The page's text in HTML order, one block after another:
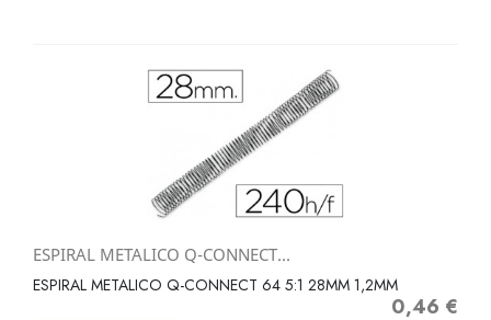
ESPIRAL METALICO Q-CONNECT...
ESPIRAL METALICO Q-CONNECT 64 5:1 28MM 1,2MM
Precio
0,46 €